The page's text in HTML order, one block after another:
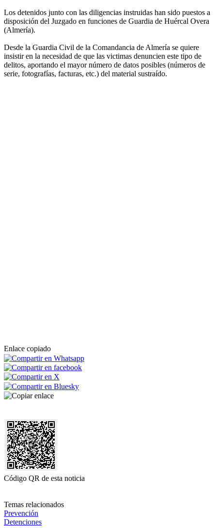
Los detenidos junto con las diligencias instruidas han sido puestos a
disposición del Juzgado en funciones de Guardia de Huércal Overa
(Almería).
Desde la Guardia Civil de la Comandancia de Almería se quiere
insistir en la necesidad de que las victimas denuncien este tipo de
delitos, aportando el mayor número de datos posibles (números de
serie, fotografías, facturas, etc.) del material sustraído.
Enlace copiado
Código QR de esta noticia
Temas relacionados
Prevención
Detenciones